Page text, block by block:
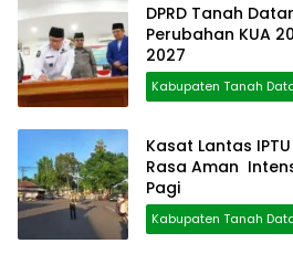
DPRD Tanah
Perubahan KUA
2027
Kabupaten Tanah
Kasat Lantas
Rasa Aman
Pagi
Kabupaten Tanah